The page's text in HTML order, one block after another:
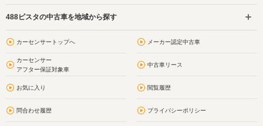
488ピスタの中古車を地域から探す
カーセンサートップへ メーカー認定中古車
カーセンサー
アフター保証対象車
中古車リース
お気に入り 閲覧履歴
問合わせ履歴 プライバシーポリシー